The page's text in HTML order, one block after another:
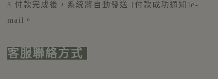
3. 付款完成後，系統將自動發送 [付款成功通知]e-
mail。
客服聯絡方式